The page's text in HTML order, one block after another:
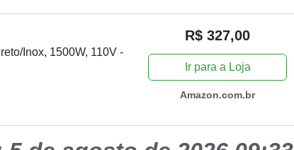
Inox, 1500W, 110V -
R$ 327,00
Ir para a Loja
Amazon.com.br